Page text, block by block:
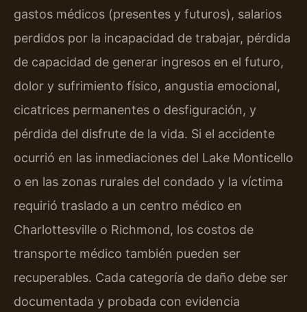
gastos médicos (presentes y futuros), salarios
perdidos por la incapacidad de trabajar, pérdida
de capacidad de generar ingresos en el futuro,
dolor y sufrimiento físico, angustia emocional,
cicatrices permanentes o desfiguración, y
pérdida del disfrute de la vida. Si el accidente
ocurrió en las inmediaciones del Lake Monticello
o en las zonas rurales del condado y la víctima
requirió traslado a un centro médico en
Charlottesville o Richmond, los costos de
transporte médico también pueden ser
recuperables. Cada categoría de daño debe ser
documentada y probada con evidencia